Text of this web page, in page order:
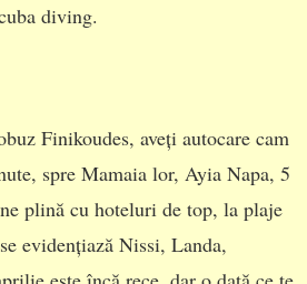
diving.
Finikoudes, aveți autocare cam
spre Mamaia lor, Ayia Napa, 5
plină cu hoteluri de top, la plaje
evidențiază Nissi, Landa,